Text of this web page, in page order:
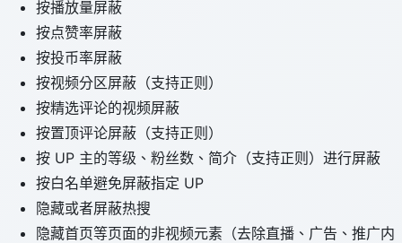
按播放量屏蔽
按点赞率屏蔽
按投币率屏蔽
按视频分区屏蔽（支持正则）
按精选评论的视频屏蔽
按置顶评论屏蔽（支持正则）
按 UP 主的等级、粉丝数、简介（支持正则）进行屏蔽
按白名单避免屏蔽指定 UP
隐藏或者屏蔽热搜
隐藏首页等页面的非视频元素（去除直播、广告、推广内